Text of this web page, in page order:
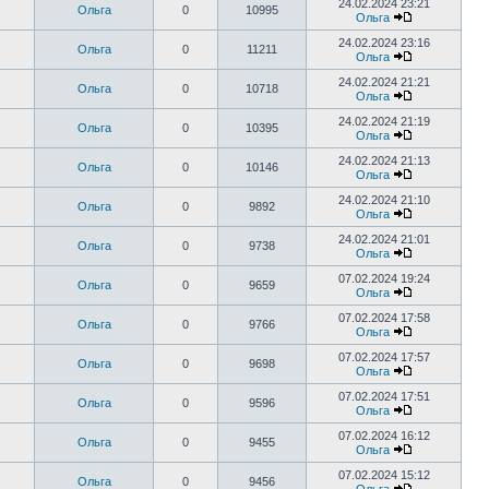
Ольга 0 10995
24.02.2024 23:21
Ольга
Ольга 0 11211
24.02.2024 23:16
Ольга
Ольга 0 10718
24.02.2024 21:21
Ольга
Ольга 0 10395
24.02.2024 21:19
Ольга
Ольга 0 10146
24.02.2024 21:13
Ольга
Ольга 0 9892
24.02.2024 21:10
Ольга
Ольга 0 9738
24.02.2024 21:01
Ольга
Ольга 0 9659
07.02.2024 19:24
Ольга
Ольга 0 9766
07.02.2024 17:58
Ольга
Ольга 0 9698
07.02.2024 17:57
Ольга
Ольга 0 9596
07.02.2024 17:51
Ольга
Ольга 0 9455
07.02.2024 16:12
Ольга
Ольга 0 9456
07.02.2024 15:12